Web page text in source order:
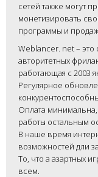
сетей также могут
монетизировать
программы и
Weblancer. net –
авторитетных
работающая с 2003
Регулярное
Оплата минимальна,
работы остальным
В наше время
возможностей дли
То, что а азартных
всем.